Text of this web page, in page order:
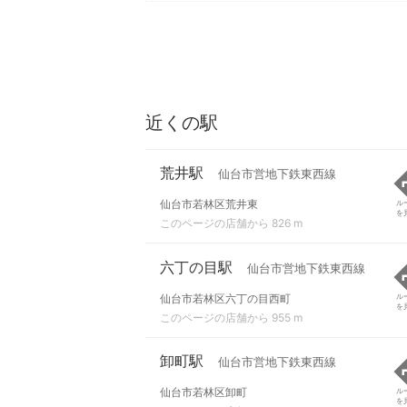
近くの駅
荒井駅 仙台市営地下鉄東西線
仙台市若林区荒井東
このページの店舗から 826 m
ル
を
六丁の目駅 仙台市営地下鉄東西線
仙台市若林区六丁の目西町
このページの店舗から 955 m
ル
を
卸町駅 仙台市営地下鉄東西線
仙台市若林区卸町
ル
を